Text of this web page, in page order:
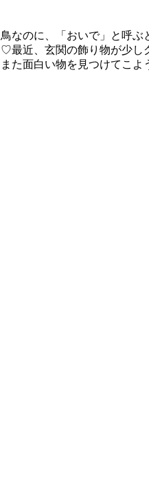
なのに、「おいで」と呼
最近、玄関の飾り物が少
た面白い物を見つけてこよ